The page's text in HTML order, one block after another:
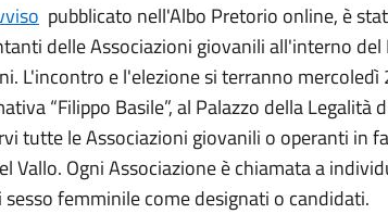
pubblicato nell'Albo Pretorio online, è
delle Associazioni giovanili all'interno
L'incontro e l'elezione si terranno
“Filippo Basile”, al Palazzo della
tutte le Associazioni giovanili o operanti in
Vallo. Ogni Associazione è chiamata a
sesso femminile come designati o candidati.